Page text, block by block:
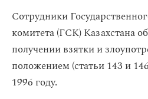
Сотрудники
комитета (ГСК) Казахстана
получении взятки и
положением (статьи 143 и 146
1996 году.